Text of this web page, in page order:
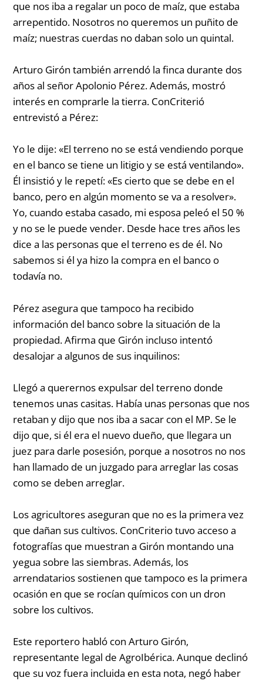
que nos iba a regalar un poco de maíz, que estaba
arrepentido. Nosotros no queremos un puñito de
maíz; nuestras cuerdas no daban solo un quintal.
Arturo Girón también arrendó la finca durante dos
años al señor Apolonio Pérez. Además, mostró
interés en comprarle la tierra. ConCriterió
entrevistó a Pérez:
Yo le dije: «El terreno no se está vendiendo porque
en el banco se tiene un litigio y se está ventilando».
Él insistió y le repetí: «Es cierto que se debe en el
banco, pero en algún momento se va a resolver».
Yo, cuando estaba casado, mi esposa peleó el 50 %
y no se le puede vender. Desde hace tres años les
dice a las personas que el terreno es de él. No
sabemos si él ya hizo la compra en el banco o
todavía no.
Pérez asegura que tampoco ha recibido
información del banco sobre la situación de la
propiedad. Afirma que Girón incluso intentó
desalojar a algunos de sus inquilinos:
Llegó a querernos expulsar del terreno donde
tenemos unas casitas. Había unas personas que nos
retaban y dijo que nos iba a sacar con el MP. Se le
dijo que, si él era el nuevo dueño, que llegara un
juez para darle posesión, porque a nosotros no nos
han llamado de un juzgado para arreglar las cosas
como se deben arreglar.
Los agricultores aseguran que no es la primera vez
que dañan sus cultivos. ConCriterio tuvo acceso a
fotografías que muestran a Girón montando una
yegua sobre las siembras. Además, los
arrendatarios sostienen que tampoco es la primera
ocasión en que se rocían químicos con un dron
sobre los cultivos.
Este reportero habló con Arturo Girón,
representante legal de AgroIbérica. Aunque declinó
que su voz fuera incluida en esta nota, negó haber